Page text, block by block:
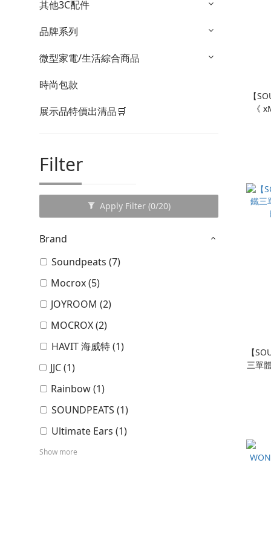
其他3C配件
品牌系列
微型家電/生活綜合商品
時尚包款
展示品特價出清品🛒
Filter
Apply Filter (0/20)
Brand
Soundpeats (7)
Mocrox (5)
JOYROOM (2)
MOCROX (2)
HAVIT 海威特 (1)
JJC (1)
Rainbow (1)
SOUNDPEATS (1)
Ultimate Ears (1)
Show more
【
《
【
三單